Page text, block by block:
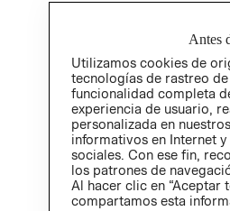
Antes
Utilizamos cookies de
tecnologías de rastreo
funcionalidad completa
experiencia de usuario,
personalizada en
informativos en Internet
sociales. Con ese fin,
los patrones de
Al hacer clic en “Aceptar
compartamos esta